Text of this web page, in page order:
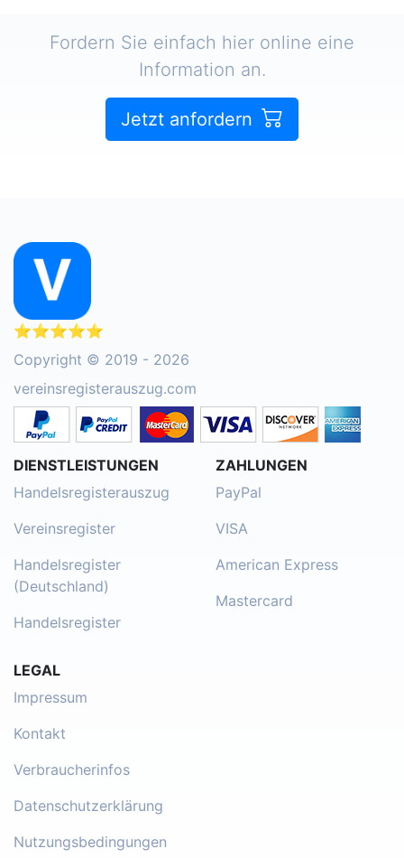
Fordern Sie einfach hier online eine
Information an.
Jetzt anfordern
⭐⭐⭐⭐⭐
Copyright © 2019 - 2026
vereinsregisterauszug.com
DIENSTLEISTUNGEN
Handelsregisterauszug
Vereinsregister
Handelsregister
(Deutschland)
Handelsregister
ZAHLUNGEN
PayPal
VISA
American Express
Mastercard
LEGAL
Impressum
Kontakt
Verbraucherinfos
Datenschutzerklärung
Nutzungsbedingungen